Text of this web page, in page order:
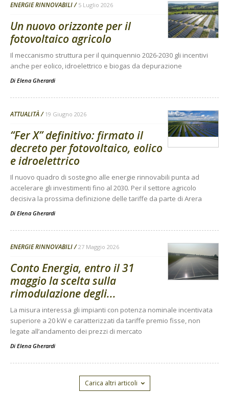
ENERGIE RINNOVABILI 5 Luglio 2026
Un nuovo orizzonte per il
fotovoltaico agricolo
Il meccanismo struttura per il quinquennio 2026-2030 gli incentivi
anche per eolico, idroelettrico e biogas da depurazione
Di Elena Gherardi
ATTUALITÀ 19 Giugno 2026
“Fer X” definitivo: firmato il
decreto per fotovoltaico, eolico
e idroelettrico
Il nuovo quadro di sostegno alle energie rinnovabili punta ad
accelerare gli investimenti fino al 2030. Per il settore agricolo
decisiva la prossima definizione delle tariffe da parte di Arera
Di Elena Gherardi
ENERGIE RINNOVABILI 27 Maggio 2026
Conto Energia, entro il 31
maggio la scelta sulla
rimodulazione degli...
La misura interessa gli impianti con potenza nominale incentivata
superiore a 20 kW e caratterizzati da tariffe premio fisse, non
legate all’andamento dei prezzi di mercato
Di Elena Gherardi
Carica altri articoli